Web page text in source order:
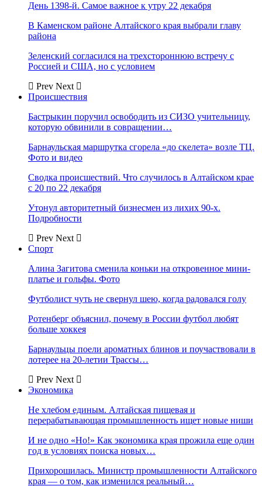
День 1398-й. Самое важное к утру 22 декабря
В Каменском районе Алтайского края выбрали главу
района
Зеленский согласился на трехстороннюю встречу с
Россией и США, но с условием
Prev Next
Происшествия
Бастрыкин поручил освободить из СИЗО учительницу,
которую обвинили в совращении…
Барнаульская маршрутка сгорела «до скелета» возле ТЦ.
Фото и видео
Сводка происшествий. Что случилось в Алтайском крае
с 20 по 22 декабря
Утонул авторитетный бизнесмен из лихих 90-х.
Подробности
Prev Next
Спорт
Алина Загитова сменила коньки на откровенное мини-
платье и гольфы. Фото
Футболист чуть не свернул шею, когда радовался голу
Ротенберг объяснил, почему в России футбол любят
больше хоккея
Барнаульцы поели ароматных блинов и поучаствовали в
лотерее на 20-летии Трассы…
Prev Next
Экономика
Не хлебом единым. Алтайская пищевая и
перерабатывающая промышленность ищет новые ниши
И не одно «Но!» Как экономика края прожила еще один
год в условиях поиска новых…
Прихорошилась. Министр промышленности Алтайского
края — о том, как изменился реальный…